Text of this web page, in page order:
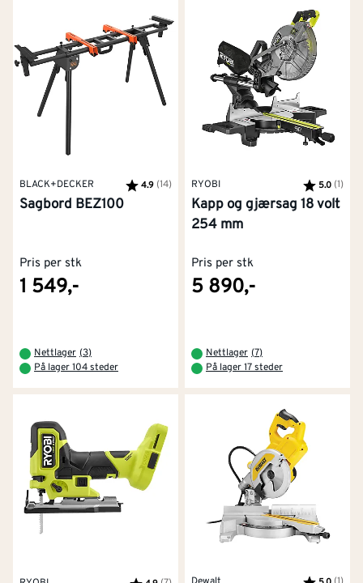
BLACK+DECKER Karakter:
4.9 (14) av 5 mulige
Sagbord BEZ100
Pris per stk
1 549,-
Nettlager (3)
På lager 104 steder
RYOBI Karakter:
5.0 (1)
Kapp og gjærsag 18 volt
254 mm
Pris per stk
5 890,-
Nettlager (7)
På lager 17 steder
Karakter: